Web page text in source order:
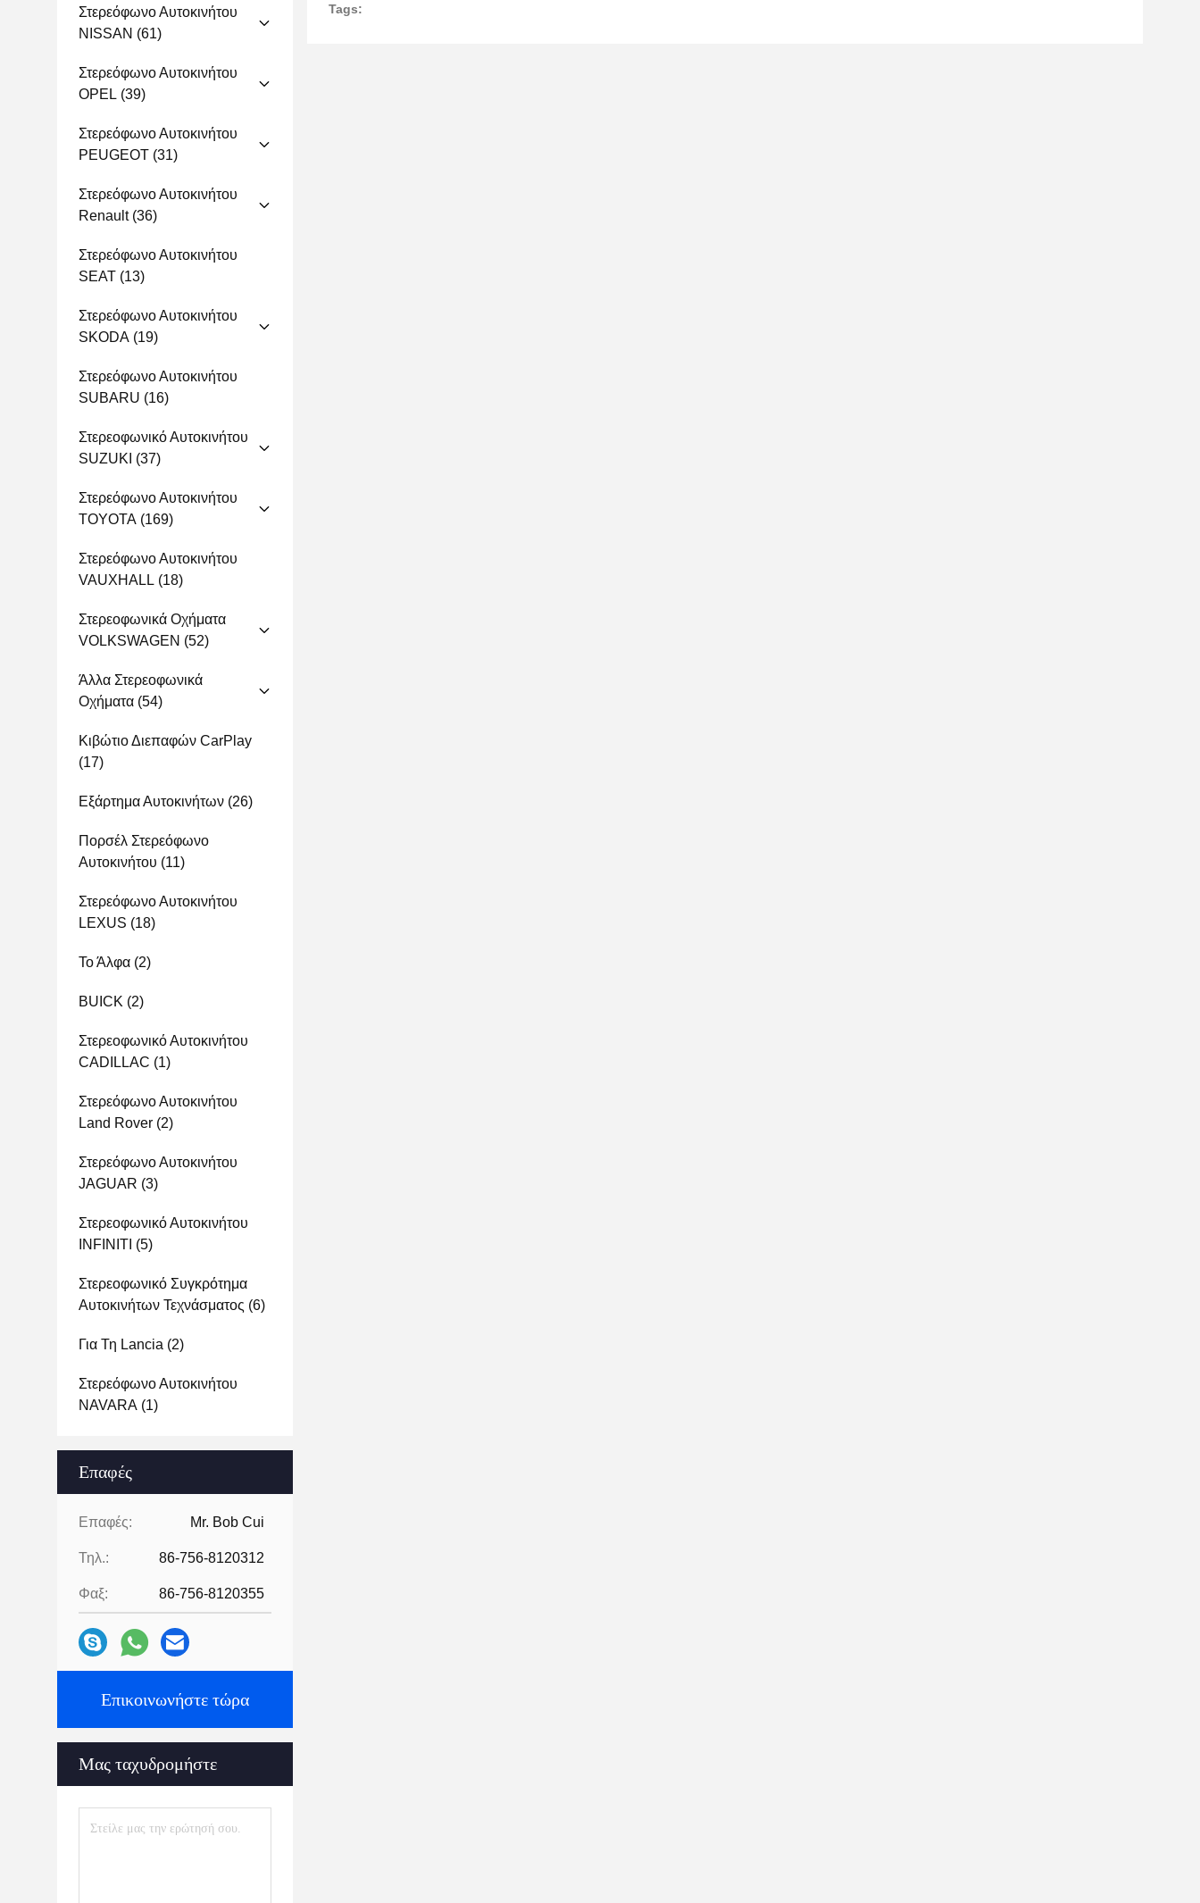
Στερεόφωνο Αυτοκινήτου
NISSAN (61)
Στερεόφωνο Αυτοκινήτου
OPEL (39)
Στερεόφωνο Αυτοκινήτου
PEUGEOT (31)
Στερεόφωνο Αυτοκινήτου
Renault(36)
Στερεόφωνο Αυτοκινήτου
SEAT (13)
Στερεόφωνο Αυτοκινήτου
SKODA (19)
Στερεόφωνο Αυτοκινήτου
SUBARU (16)
Στερεοφωνικό Αυτοκινήτου
SUZUKI (37)
Στερεόφωνο Αυτοκινήτου
TOYOTA (169)
Στερεόφωνο Αυτοκινήτου
VAUXHALL (18)
Στερεοφωνικά Οχήματα
VOLKSWAGEN (52)
Άλλα Στερεοφωνικά
Οχήματα (54)
Κιβώτιο Διεπαφών CarPlay
(17)
Εξάρτημα Αυτοκινήτων (26)
Πορσέλ Στερεόφωνο
Αυτοκινήτου (11)
Στερεόφωνο Αυτοκινήτου
LEXUS (18)
Το Άλφα (2)
BUICK (2)
Στερεοφωνικό Αυτοκινήτου
CADILLAC (1)
Στερεόφωνο Αυτοκινήτου
Land Rover (2)
Στερεόφωνο Αυτοκινήτου
JAGUAR (3)
Στερεοφωνικό Αυτοκινήτου
INFINITI (5)
Στερεοφωνικό Συγκρότημα
Αυτοκινήτων Τεχνάσματος (6)
Για Τη Lancia (2)
Στερεόφωνο Αυτοκινήτου
NAVARA (1)
Επαφές
Επαφές: Mr. Bob Cui
Τηλ.: 86-756-8120312
Φαξ: 86-756-8120355
Επικοινωνήστε τώρα
Μας ταχυδρομήστε
Tags: